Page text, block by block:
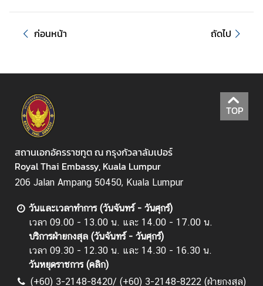
ศู
น
ย์
อ
มู
ล
พื่
อ
ธุ
ร
กิ
ก่อนหน้า ถัดไป
TOP
สถานเอกอัครราชทูต ณ กรุงกัวลาลัมเปอร์
Royal Thai Embassy, Kuala Lumpur
206 Jalan Ampang 50450, Kuala Lumpur
วันและเวลาทำการ (วันจันทร์ - วันศุกร์)
เวลา 09.00 - 13.00 น. และ 14.00 - 17.00 น.
บริการฝ่ายกงสุล (วันจันทร์ - วันศุกร์)
เวลา 09.30 - 12.30 น. และ 14.30 - 16.30 น.
วันหยุดราชการ (คลิก)
(+60) 3-2148-8420/ (+60) 3-2148-8222 (ฝ่ายกงสุล)